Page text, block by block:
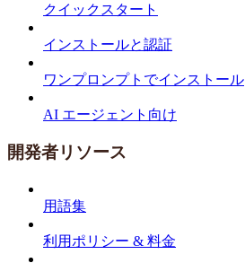
クイックスタート
インストールと認証
ワンプロンプトでインストール
AI エージェント向け
開発者リソース
用語集
利用ポリシー & 料金